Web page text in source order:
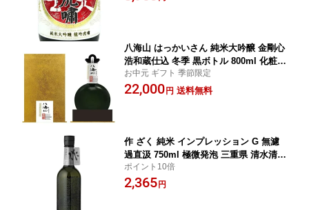
八海山 はっかいさん 純米大吟醸 金剛心
浩和蔵仕込 冬季 黒ボトル 800ml 化粧箱
入り 新潟県 八海山 日本酒 コンビニ受
取対応商品 あす楽 お酒 お中元 プレゼ
お中元 ギフト 季節限定
22,000 円 送料無料
作 ざく 純米 インプレッション G 無濾
過直汲 750ml 極微発泡 三重県 清水清三
郎商店 日本酒 コンビニ受取対応商品 あ
す楽 お酒 お中元 プレゼント
ポイント10倍
2,365 円